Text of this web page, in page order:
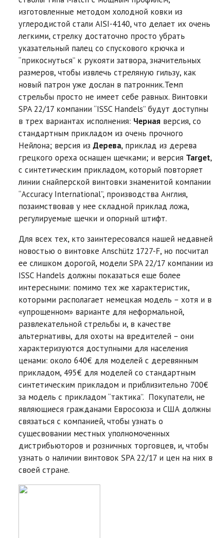
изготовленные методом холодной ковки из
углеродистой стали AISI-4140, что делает их очень
легкими, стрелку достаточно просто убрать
указательный палец со спускового крючка и
“прикоснуться” к рукояти затвора, значительных
размеров, чтобы извлечь стреляную гильзу, как
новый патрон уже дослан в патронник.Темп
стрельбы просто не имеет себе равных. Винтовки
SPA 22/17 компании “ISSC Handels” будут доступны
в трех вариантах исполнения: Черная версия, со
стандартным прикладом из очень прочного
Нейлона; версия из Дерева, приклад из дерева
грецкого ореха оснащен щечками; и версия Target,
с синтетическим прикладом, который повторяет
линии снайперской винтовки знаменитой компании
“Accuracy International”, производства Англия,
позаимствовав у нее складной приклад ложа,
регулируемые щечки и опорный штифт.
Для всех тех, кто заинтересовался нашей недавней
новостью о винтовке Anschütz 1727-F, но посчитал
ее слишком дорогой, модели SPA 22/17 компании из
ISSC Handels должны показаться еще более
интересными: помимо тех же характеристик,
которыми располагает немецкая модель – хотя и в
«упрощенном» варианте для неформальной,
развлекательной стрельбы и, в качестве
альтернативы, для охоты на вредителей – они
характеризуются доступными для населения
ценами: около 640€ для моделей с деревянным
прикладом, 495€ для моделей со стандартным
синтетическим прикладом и приблизительно 700€
за модель с прикладом “тактика”. Покупатели, не
являющиеся гражданами Евросоюза и США должны
связаться с компанией, чтобы узнать о
сущесвовании местных уполномоченных
дистрибьюторов и розничных торговцев, и, чтобы
узнать о наличии винтовок SPA 22/17 и цен на них в
своей стране.